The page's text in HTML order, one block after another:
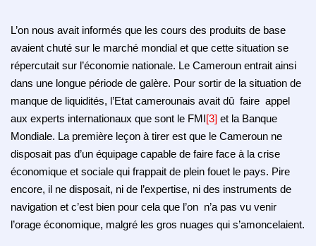
L’on nous avait informés que les cours des produits de base
avaient chuté sur le marché mondial et que cette situation se
répercutait sur l’économie nationale. Le Cameroun entrait ainsi
dans une longue période de galère. Pour sortir de la situation de
manque de liquidités, l’Etat camerounais avait dû faire appel
aux experts internationaux que sont le FMI[3] et la Banque
Mondiale. La première leçon à tirer est que le Cameroun ne
disposait pas d’un équipage capable de faire face à la crise
économique et sociale qui frappait de plein fouet le pays. Pire
encore, il ne disposait, ni de l’expertise, ni des instruments de
navigation et c’est bien pour cela que l’on n’a pas vu venir
l’orage économique, malgré les gros nuages qui s’amoncelaient.